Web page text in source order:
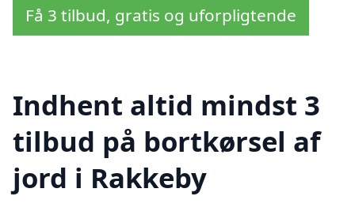
Få 3 tilbud, gratis og uforpligtende
Indhent altid mindst 3
tilbud på bortkørsel af
jord i Rakkeby